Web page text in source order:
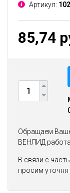
Артикул:
85,74
Обращаем
ВЕНЛИД
В связи с
просим